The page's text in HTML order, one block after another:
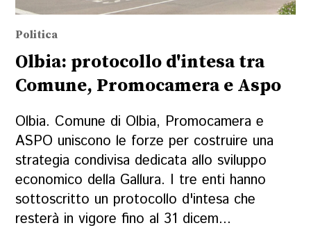
Politica
Olbia: protocollo d'intesa tra
Comune, Promocamera e Aspo
Olbia. Comune di Olbia, Promocamera e
ASPO uniscono le forze per costruire una
strategia condivisa dedicata allo sviluppo
economico della Gallura. I tre enti hanno
sottoscritto un protocollo d'intesa che
resterà in vigore fino al 31 dicem...